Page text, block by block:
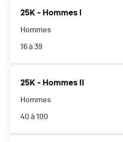
25K - Hommes I
Hommes
16 à 39
25K - Hommes II
Hommes
40 à 100